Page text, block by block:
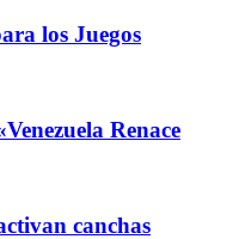
los Juegos
Renace
canchas